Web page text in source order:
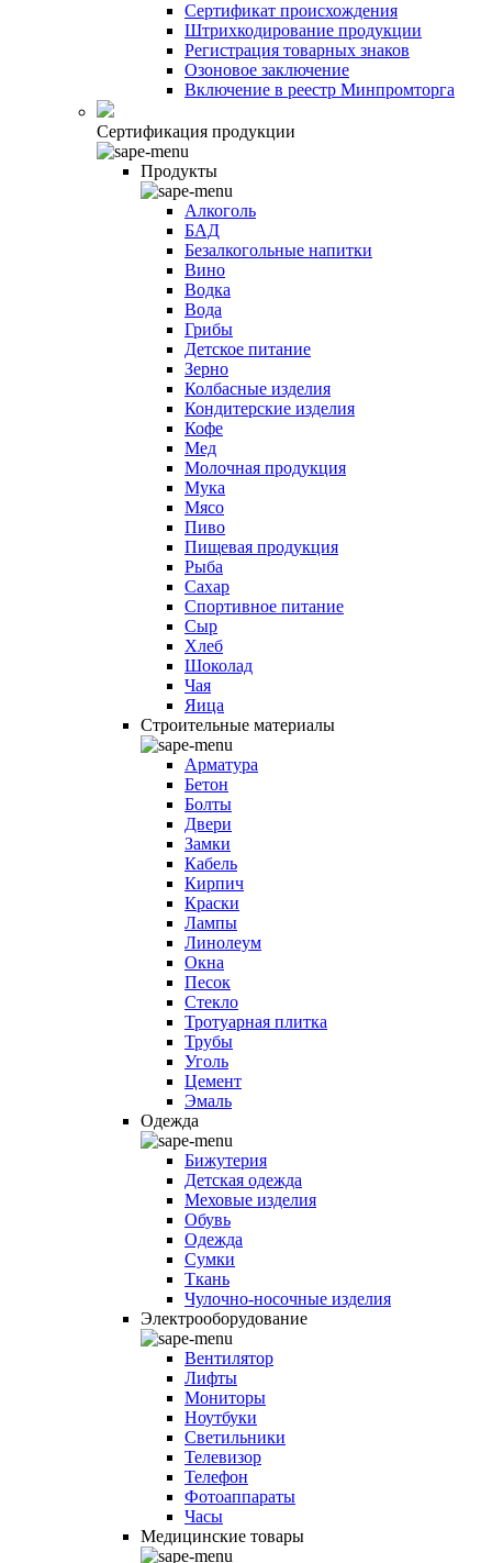
Сертификат происхождения
Штрихкодирование продукции
Регистрация товарных знаков
Озоновое заключение
Включение в реестр Минпромторга
Сертификация продукции
Продукты
Алкоголь
БАД
Безалкогольные напитки
Вино
Водка
Вода
Грибы
Детское питание
Зерно
Колбасные изделия
Кондитерские изделия
Кофе
Мед
Молочная продукция
Мука
Мясо
Пиво
Пищевая продукция
Рыба
Сахар
Спортивное питание
Сыр
Хлеб
Шоколад
Чая
Яица
Строительные материалы
Арматура
Бетон
Болты
Двери
Замки
Кабель
Кирпич
Краски
Лампы
Линолеум
Окна
Песок
Стекло
Тротуарная плитка
Трубы
Уголь
Цемент
Эмаль
Одежда
Бижутерия
Детская одежда
Меховые изделия
Обувь
Одежда
Сумки
Ткань
Чулочно-носочные изделия
Электрооборудование
Вентилятор
Лифты
Мониторы
Ноутбуки
Светильники
Телевизор
Телефон
Фотоаппараты
Часы
Медицинские товары